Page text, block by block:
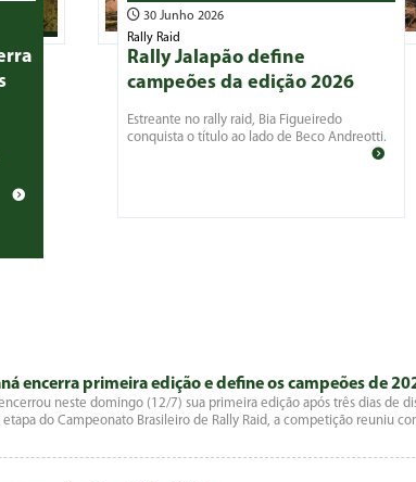
30 Junho 2026
Rally Raid
Rally Jalapão define
campeões da edição 2026
Estreante no rally raid, Bia Figueiredo
conquista o título ao lado de Beco Andreotti.
encerra primeira edição e define os campeões de
neste domingo (12/7) sua primeira edição após três dias de
etapa do Campeonato Brasileiro de Rally Raid, a competição reuniu